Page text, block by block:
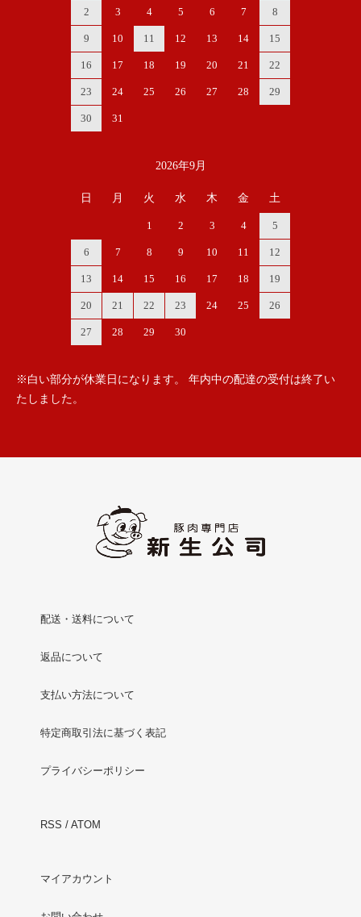
2 3 4 5 6 7 8
9 10 11 12 13 14 15
16 17 18 19 20 21 22
23 24 25 26 27 28 29
30 31
2026年9月
日 月 火 水 木 金 土
1 2 3 4 5
6 7 8 9 10 11 12
13 14 15 16 17 18 19
20 21 22 23 24 25 26
27 28 29 30
※白い部分が休業日になります。 年内中の配達の受付は終了い
たしました。
配送・送料について
返品について
支払い方法について
特定商取引法に基づく表記
プライバシーポリシー
RSS / ATOM
マイアカウント